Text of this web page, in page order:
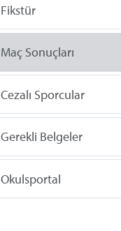
Fikstür
Maç Sonuçları
Cezalı Sporcular
Gerekli Belgeler
Okulsportal